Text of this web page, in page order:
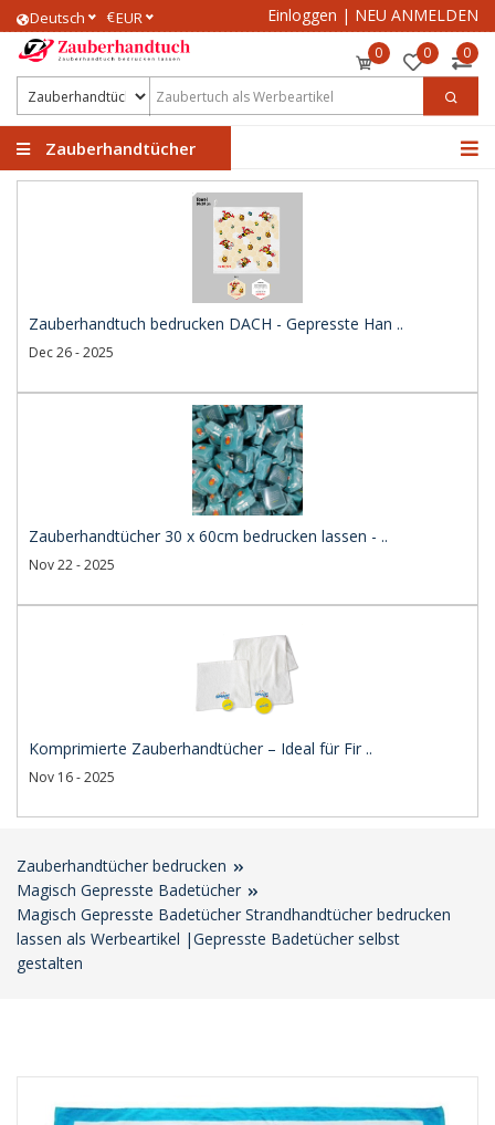
Deutsch €EUR Einloggen | NEU ANMELDEN
0 0 0
Zauberhandtücher
Zauberhandtuch bedrucken DACH - Gepresste Han ..
Dec 26 - 2025
Zauberhandtücher 30 x 60cm bedrucken lassen - ..
Nov 22 - 2025
Komprimierte Zauberhandtücher – Ideal für Fir ..
Nov 16 - 2025
Zauberhandtücher bedrucken
Magisch Gepresste Badetücher
Magisch Gepresste Badetücher Strandhandtücher bedrucken
lassen als Werbeartikel |Gepresste Badetücher selbst
gestalten